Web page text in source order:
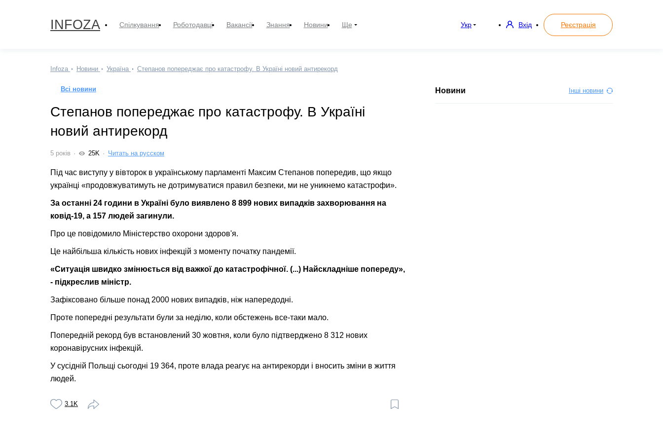
INFOZA Спілкування Роботодавці Вакансії Знання Новини Ще Укр Вхід Реєстрація
Infoza Новини Україна Степанов попереджає про катастрофу. В Україні новий антирекорд
Всі новини
Степанов попереджає про катастрофу. В Україні
новий антирекорд
5 років 25K Читать на русском
Під час виступу у вівторок в українському парламенті Максим Степанов попередив, що якщо
українці «продовжуватимуть не дотримуватися правил безпеки, ми не уникнемо катастрофи».
За останні 24 години в Україні було виявлено 8 899 нових випадків захворювання на
ковід-19, а 157 людей загинули.
Про це повідомило Міністерство охорони здоров'я.
Це найбільша кількість нових інфекцій з моменту початку пандемії.
«Ситуація швидко змінюється від важкої до катастрофічної. (...) Найскладніше попереду»,
- підкреслив міністр.
Зафіксовано більше понад 2000 нових випадків, ніж напередодні.
Проте попередні результати були за неділю, коли обстежень все-таки мало.
Попередній рекорд був встановлений 30 жовтня, коли було підтверджено 8 312 нових
коронавірусних інфекцій.
У сусідній Польщі сьогодні 19 364, проте влада реагує на антирекорди і вносить зміни в життя
людей.
3.1K
Новини Інші новини